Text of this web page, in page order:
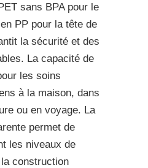
sans BPA pour le
PP pour la tête de
la sécurité et des
La capacité de
les soins
à la maison, dans
ou en voyage. La
permet de
les niveaux de
construction